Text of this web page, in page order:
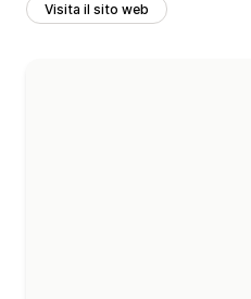
Visita il sito web